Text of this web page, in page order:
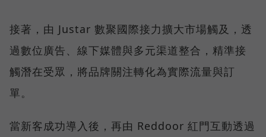
接著，由 Justar 數聚國際接力擴大市場觸及，透
過數位廣告、線下媒體與多元渠道整合，精準接
觸潛在受眾，將品牌關注轉化為實際流量與訂
單。
當新客成功導入後，再由 Reddoor 紅門互動透過